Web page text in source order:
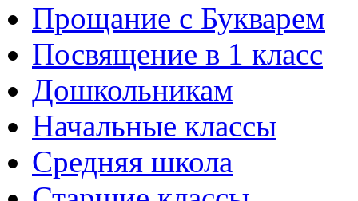
Прощание с Букварем
Посвящение в 1 класс
Дошкольникам
Начальные классы
Средняя школа